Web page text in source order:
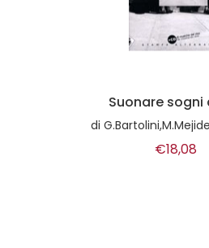
Suonare sogni
di
€18,08